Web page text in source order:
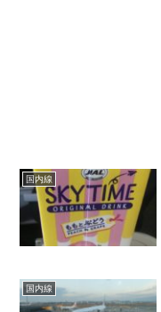
国内線
国内線